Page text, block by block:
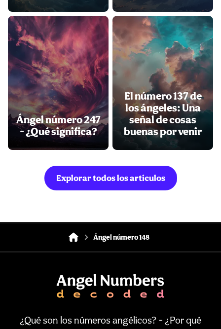
Ángel número 247
- ¿Qué significa?
El número 137 de
los ángeles: Una
señal de cosas
buenas por venir
Explorar todos los artículos
Ángel número 148
¿Qué son los números angélicos? - ¿Por qué